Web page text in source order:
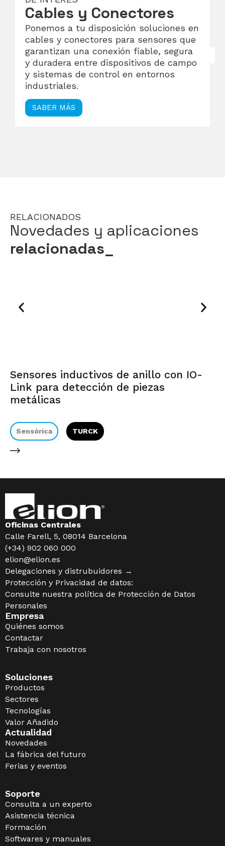
Cables y Conectores
Ponemos a tu disposición soluciones en
cables y conectores para sensores que
garantizan una conexión fiable, segura
y duradera entre dispositivos de campo
y sistemas de control en entornos
industriales.
SABER MÁS
RELACIONADOS
Novedades y aplicaciones
relacionadas_
Sensores inductivos de anillo con IO-
Link para detección de piezas
metálicas
Sensórica TURCK
Oficinas Centrales
Calle Farell, 5, 08014 Barcelona
(+34) 902 060 000
elion@elion.es
Delegaciones y distrubuidores →
Protección y Privacidad de datos:
Consulte nuestra política de Protección de Datos
Personales
Empresa
Quiénes somos
Contactar
Trabaja con nosotros
Soluciones
Productos
Sectores
Tecnologías
Valor Añadido
Actualidad
Novedades
La fábrica del futuro
Ferias y eventos
Soporte
Consulta a un experto
Asistencia técnica
Formación
Softwares y manuales